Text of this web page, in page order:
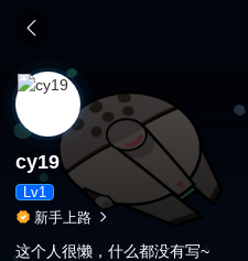
cy19
Lv1
新手上路
这个人很懒，什么都没有写~